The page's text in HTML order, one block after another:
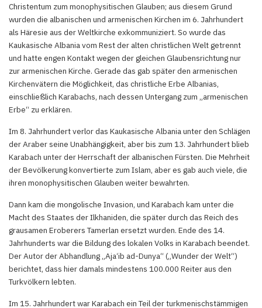
Christentum zum monophysitischen Glauben; aus diesem Grund
wurden die albanischen und armenischen Kirchen im 6. Jahrhundert
als Häresie aus der Weltkirche exkommuniziert. So wurde das
Kaukasische Albania vom Rest der alten christlichen Welt getrennt
und hatte engen Kontakt wegen der gleichen Glaubensrichtung nur
zur armenischen Kirche. Gerade das gab später den armenischen
Kirchenvätern die Möglichkeit, das christliche Erbe Albanias,
einschließlich Karabachs, nach dessen Untergang zum „armenischen
Erbe“ zu erklären.
Im 8. Jahrhundert verlor das Kaukasische Albania unter den Schlägen
der Araber seine Unabhängigkeit, aber bis zum 13. Jahrhundert blieb
Karabach unter der Herrschaft der albanischen Fürsten. Die Mehrheit
der Bevölkerung konvertierte zum Islam, aber es gab auch viele, die
ihren monophysitischen Glauben weiter bewahrten.
Dann kam die mongolische Invasion, und Karabach kam unter die
Macht des Staates der Ilkhaniden, die später durch das Reich des
grausamen Eroberers Tamerlan ersetzt wurden. Ende des 14.
Jahrhunderts war die Bildung des lokalen Volks in Karabach beendet.
Der Autor der Abhandlung „Aja‘ib ad-Dunya“ („Wunder der Welt“)
berichtet, dass hier damals mindestens 100.000 Reiter aus den
Turkvölkern lebten.
Im 15. Jahrhundert war Karabach ein Teil der turkmenischstämmigen